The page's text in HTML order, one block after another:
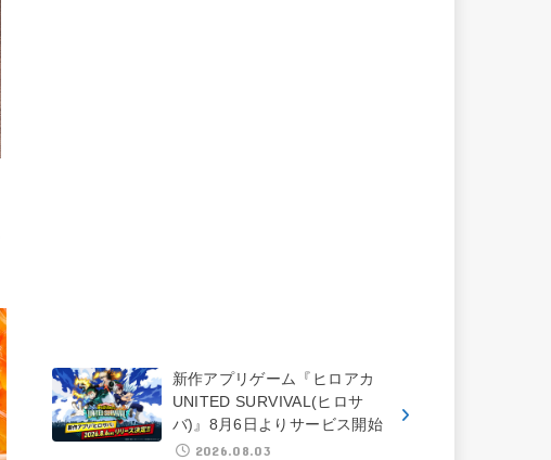
新作アプリゲーム『ヒロアカ
UNITED SURVIVAL(ヒロサ
バ)』8月6日よりサービス開始
2026.08.03